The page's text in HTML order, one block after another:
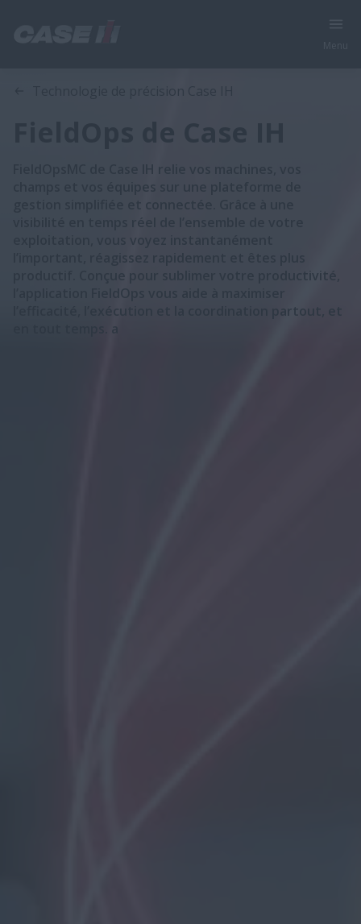
Technologie de précision Case IH
FieldOps de Case IH
FieldOpsMC de Case IH relie vos machines, vos
champs et vos équipes sur une plateforme de
gestion simplifiée et connectée. Grâce à une
visibilité en temps réel de l’ensemble de votre
exploitation, vous voyez instantanément
l’important, réagissez rapidement et êtes plus
productif. Conçue pour sublimer votre productivité,
l’application FieldOps vous aide à maximiser
l’efficacité, l’exécution et la coordination partout, et
en tout temps. a